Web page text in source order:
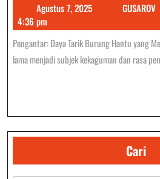
Agustus 7, 2025Agustus
2025
GUSAROV
4:36 pm
Pengantar: Daya Tarik Burung Hantu yang Menawan Burung hantu telah
lama menjadi subjek kekaguman dan rasa
Cari